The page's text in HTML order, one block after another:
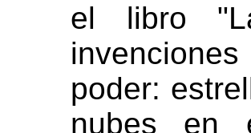
el libro
poder:
nubes en